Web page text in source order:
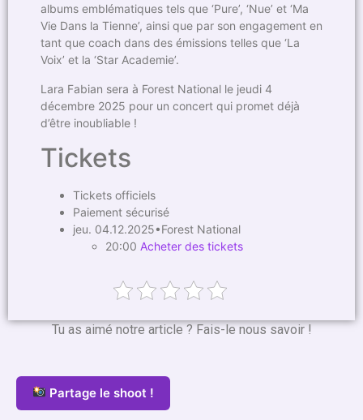
albums emblématiques tels que ‘Pure’, ‘Nue’ et ‘Ma
Vie Dans la Tienne’, ainsi que par son engagement en
tant que coach dans des émissions telles que ‘La
Voix’ et la ‘Star Academie’.
Lara Fabian sera à Forest National le jeudi 4
décembre 2025 pour un concert qui promet déjà
d’être inoubliable !
Tickets
Tickets officiels
Paiement sécurisé
jeu. 04.12.2025•Forest National
20:00 Acheter des tickets
Tu as aimé notre article ? Fais-le nous savoir !
Partage le shoot !